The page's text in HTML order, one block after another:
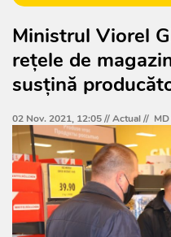
Ministrul Viorel
rețele de
susțină
02 Nov. 2021, 12:05 //Actual//